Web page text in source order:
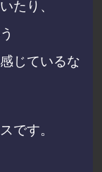
たり、
じているな
です。